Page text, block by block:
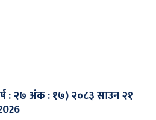
: २७ अंक : १७) २०८३ साउन २१